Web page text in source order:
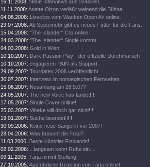
16.11.2008: Neue Interviews aus Brasilien.
11.11.2008: Anette Olzon verläßt weinend die Bühne!
04.08.2008: Liveclips vom Wacken Open Air online.
29.07.2008: Ab Septemebr gibt es neues Futter für die Fans.
15.04.2008: "The Islander" Clip online!
24.03.2008: "The Islander" Single kommt.
04.03.2008: Gold in Wien
10.10.2007: Dark Passion Play - der offizielle Durchmarsch
10.10.2007: engagieren PAIN als Support
29.09.2007: Tourdaten 2008 veröffentlicht
30.07.2007: Interview im norwegischen Fernsehen
15.06.2007: Neuanfang am 28.9.07?
24.05.2007: The new Voice has landet!!!
17.05.2007: Single Cover online!
25.03.2007: Vibeke will doch gar nicht!!!!
19.01.2007: Suche beendet!!!!!
30.09.2006: Keine neue Sängerin vor 2007!
28.04.2006: Was braucht die Frau?
11.03.2006: Beste Künstler Finnlands!
02.02.2006:
...langsam kehrt Ruhe ein...
09.11.2005: Tarja nimmt Stellung!
27.10.2005: Ausführliche Reaktion von Tarja online!